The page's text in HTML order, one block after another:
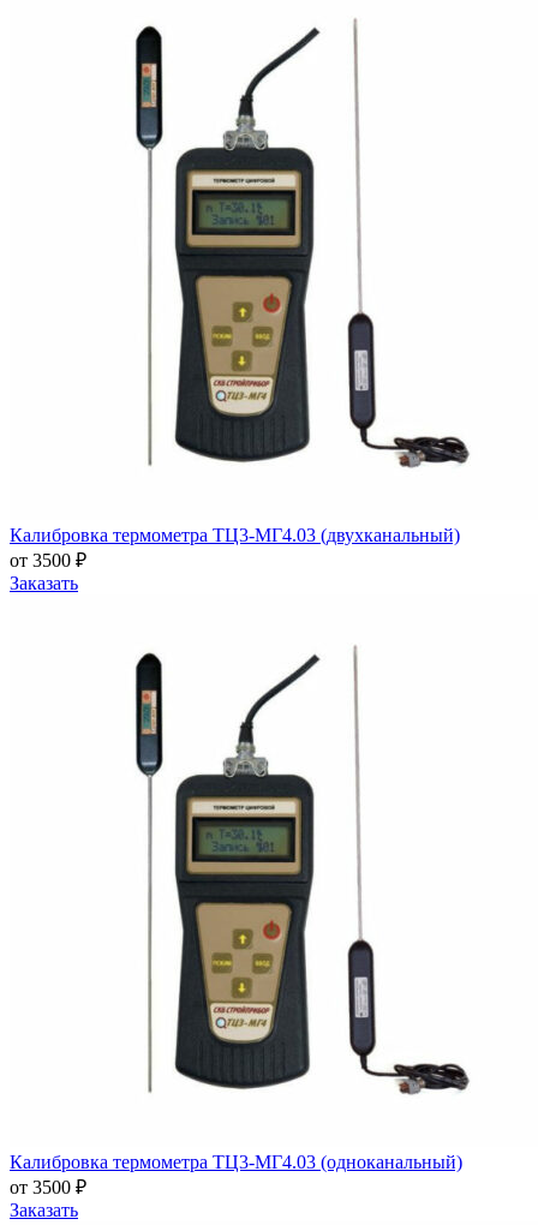
Калибровка термометра ТЦ3-МГ4.03 (двухканальный)
от 3500 ₽
Заказать
Калибровка термометра ТЦ3-МГ4.03 (одноканальный)
от 3500 ₽
Заказать